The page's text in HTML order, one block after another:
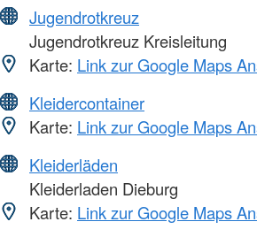
Jugendrotkreuz
Jugendrotkreuz Kreisleitung
Karte: Link zur Google Maps
Kleidercontainer
Karte: Link zur Google Maps
Kleiderläden
Kleiderladen Dieburg
Karte: Link zur Google Maps